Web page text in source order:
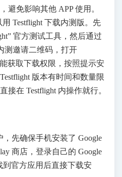
避免影响其他 APP 使用。
Testflight 下载内测版。先
官方测试工具，然后通过
测邀请二维码，打开
获取下载权限，按照提示安
版本有时间和数量限
接在 Testflight 内操作就行。
，先确保手机安装了 Google
商店，登录自己的 Google
到官方应用后直接下载安